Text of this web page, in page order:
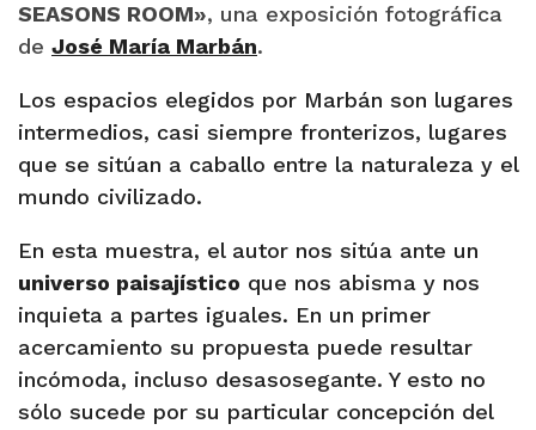
SEASONS ROOM», una exposición fotográfica
de José María Marbán.
Los espacios elegidos por Marbán son lugares
intermedios, casi siempre fronterizos, lugares
que se sitúan a caballo entre la naturaleza y el
mundo civilizado.
En esta muestra, el autor nos sitúa ante un
universo paisajístico que nos abisma y nos
inquieta a partes iguales. En un primer
acercamiento su propuesta puede resultar
incómoda, incluso desasosegante. Y esto no
sólo sucede por su particular concepción del